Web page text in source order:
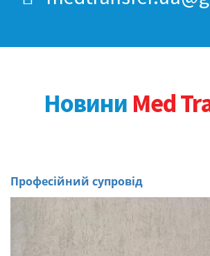
Новини Med
Професійний супровід